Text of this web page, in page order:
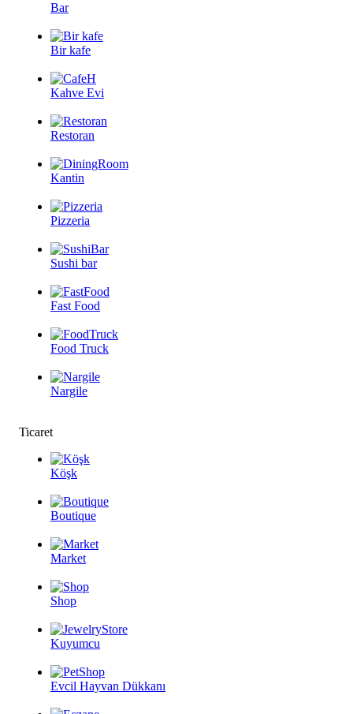
Bar
Bir kafe
Kahve Evi
Restoran
Kantin
Pizzeria
Sushi bar
Fast Food
Food Truck
Nargile
Ticaret
Köşk
Boutique
Market
Shop
Kuyumcu
Evcil Hayvan Dükkanı